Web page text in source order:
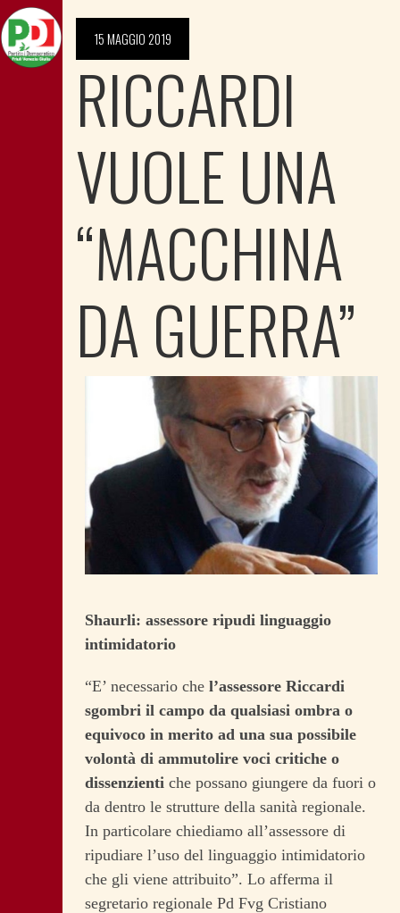
15 MAGGIO 2019
RICCARDI
VUOLE UNA
“MACCHINA
DA GUERRA”
Shaurli: assessore ripudi linguaggio
intimidatorio
“E’ necessario che l’assessore Riccardi
sgombri il campo da qualsiasi ombra o
equivoco in merito ad una sua possibile
volontà di ammutolire voci critiche o
dissenzienti che possano giungere da fuori o
da dentro le strutture della sanità regionale.
In particolare chiediamo all’assessore di
ripudiare l’uso del linguaggio intimidatorio
che gli viene attribuito”. Lo afferma il
segretario regionale Pd Fvg Cristiano